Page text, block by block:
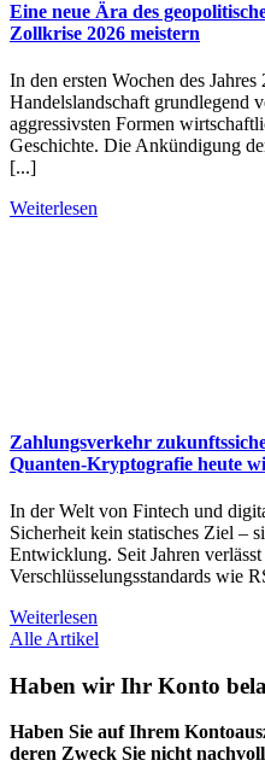
Eine neue Ära des
Zollkrise 2026 meistern
In den ersten Wochen des
Handelslandschaft grundlegend
aggressivsten Formen
Geschichte. Die Ankündigung
[...]
Weiterlesen
Zahlungsverkehr
Quanten-Kryptografie heute
In der Welt von Fintech und
Sicherheit kein statisches Ziel –
Entwicklung. Seit Jahren
Verschlüsselungsstandards wie
Weiterlesen
Alle Artikel
Haben wir Ihr Konto
Haben Sie auf Ihrem
deren Zweck Sie nicht